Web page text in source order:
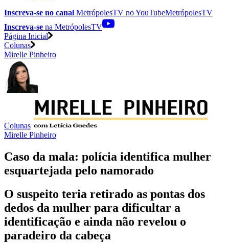
Inscreva-se no canal MetrópolesTV noYouTubeMetrópolesTV
Inscreva-se na MetrópolesTV
Página Inicial
Colunas
Mirelle Pinheiro
Colunas
Mirelle Pinheiro
Caso da mala: polícia identifica mulher
esquartejada pelo namorado
O suspeito teria retirado as pontas dos
dedos da mulher para dificultar a
identificação e ainda não revelou o
paradeiro da cabeça